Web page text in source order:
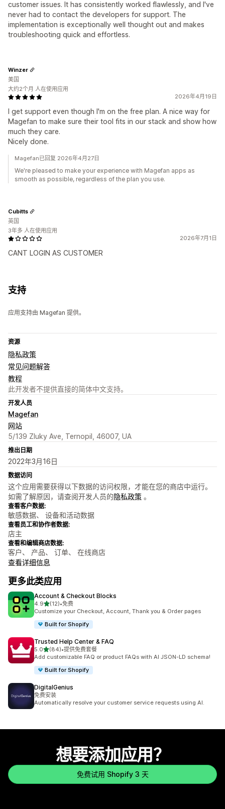
customer issues. It has consistently worked flawlessly, and I've
never had to contact the developers for support. The
implementation is exceptionally well thought out and makes
troubleshooting quick and effortless.
2026年4月19日
I get support even though I'm on the free plan. A nice way for
Magefan to make sure their tool fits in our stack and show how
much they care.
Nicely done.
Winzer
美国
大约2个月 人在使用应用
Magefan已回复 2026年4月27日
We're pleased to make your experience with Magefan apps as
smooth as possible, regardless of the plan you use.
2026年7月1日
CANT LOGIN AS CUSTOMER
Cubitts
英国
3年多 人在使用应用
支持
应用支持由 Magefan 提供。
资源
隐私政策
常见问题解答
教程
此开发者不提供直接的简体中文支持。
开发人员
Magefan
网站
5/139 Zluky Ave, Ternopil, 46007, UA
推出日期
2022年3月16日
数据访问
这个应用需要获得以下数据的访问权限，才能在您的商店中运行。
如需了解原因，请查阅开发人员的隐私政策 。
查看客户数据:
敏感数据、 设备和活动数据
查看员工和协作者数据:
店主
查看和编辑商店数据:
客户、 产品、 订单、 在线商店
查看详细信息
更多此类应用
Account & Checkout Blocks
4.9星（满分 5 星）
(12)
总共 12 条评论
•免费
Customize your Checkout, Account, Thank you & Order pages
Built for Shopify
Trusted Help Center & FAQ
5.0星（满分 5 星）
(84)
总共 84 条评论
•提供免费套餐
Add customizable FAQ or product FAQs with AI JSON-LD schema!
Built for Shopify
DigitalGenius
免费安装
Automatically resolve your customer service requests using AI.
想要添加应用？
免费试用 Shopify 3 天